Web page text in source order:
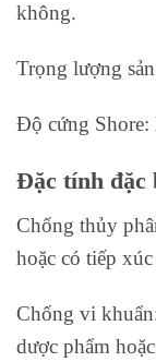
không.
Trọng lượng
Độ cứng Shore:
Đặc tính đặc
Chống thủy
hoặc có tiếp
Chống vi
dược phẩm